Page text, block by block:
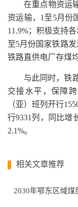
在重点物资运
资运输，1至5月份
11.9%；积极支持
至5月份国家铁路
铁路直供电厂存煤
与此同时，铁
交接水平，保障
（亚）班列开行
行9331列，同比增
2.1%。
相关文章推荐
2030年鄂东区域